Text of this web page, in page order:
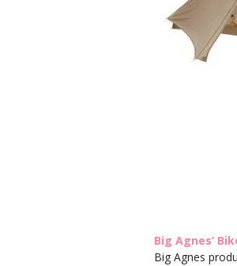
Big Agnes’
Big Agnes